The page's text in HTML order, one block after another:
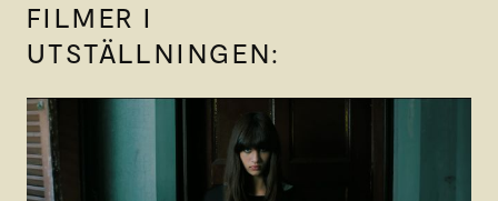
FILMER I
UTSTÄLLNINGEN: